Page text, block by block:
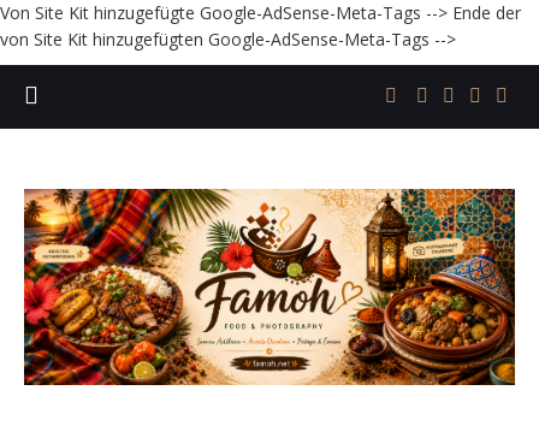
Von Site Kit hinzugefügte Google-AdSense-Meta-Tags --> Ende der
von Site Kit hinzugefügten Google-AdSense-Meta-Tags -->